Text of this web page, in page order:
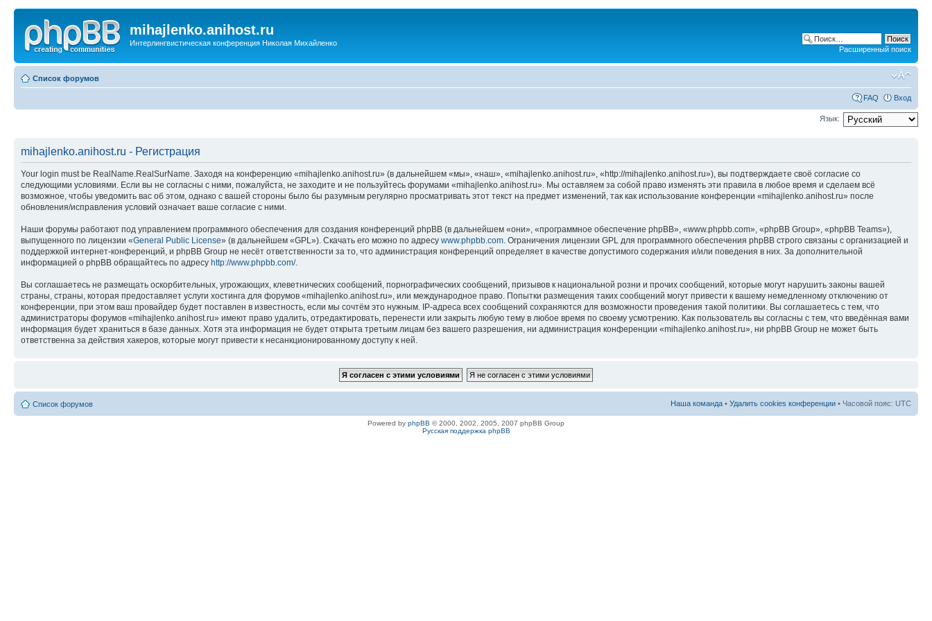
mihajlenko.anihost.ru
Интерлингвистическая конференция Николая Михайленко
Расширенный поиск
Список форумов
FAQ Вход
Язык:
mihajlenko.anihost.ru - Регистрация
Your login must be RealName.RealSurName. Заходя на конференцию «mihajlenko.anihost.ru» (в дальнейшем «мы», «наш», «mihajlenko.anihost.ru», «http://mihajlenko.anihost.ru»), вы подтверждаете своё согласие со
следующими условиями. Если вы не согласны с ними, пожалуйста, не заходите и не пользуйтесь форумами «mihajlenko.anihost.ru». Мы оставляем за собой право изменять эти правила в любое время и сделаем всё
возможное, чтобы уведомить вас об этом, однако с вашей стороны было бы разумным регулярно просматривать этот текст на предмет изменений, так как использование конференции «mihajlenko.anihost.ru» после
обновления/исправления условий означает ваше согласие с ними.
Наши форумы работают под управлением программного обеспечения для создания конференций phpBB (в дальнейшем «они», «программное обеспечение phpBB», «www.phpbb.com», «phpBB Group», «phpBB Teams»),
выпущенного по лицензии «General Public License» (в дальнейшем «GPL»). Скачать его можно по адресу www.phpbb.com. Ограничения лицензии GPL для программного обеспечения phpBB строго связаны с организацией и
поддержкой интернет-конференций, и phpBB Group не несёт ответственности за то, что администрация конференций определяет в качестве допустимого содержания и/или поведения в них. За дополнительной
информацией о phpBB обращайтесь по адресу http://www.phpbb.com/.
Вы соглашаетесь не размещать оскорбительных, угрожающих, клеветнических сообщений, порнографических сообщений, призывов к национальной розни и прочих сообщений, которые могут нарушить законы вашей
страны, страны, которая предоставляет услуги хостинга для форумов «mihajlenko.anihost.ru», или международное право. Попытки размещения таких сообщений могут привести к вашему немедленному отключению от
конференции, при этом ваш провайдер будет поставлен в известность, если мы сочтём это нужным. IP-адреса всех сообщений сохраняются для возможности проведения такой политики. Вы соглашаетесь с тем, что
администраторы форумов «mihajlenko.anihost.ru» имеют право удалить, отредактировать, перенести или закрыть любую тему в любое время по своему усмотрению. Как пользователь вы согласны с тем, что введённая вами
информация будет храниться в базе данных. Хотя эта информация не будет открыта третьим лицам без вашего разрешения, ни администрация конференции «mihajlenko.anihost.ru», ни phpBB Group не может быть
ответственна за действия хакеров, которые могут привести к несанкционированному доступу к ней.
Список форумов Наша команда • Удалить cookies конференции • Часовой пояс: UTC
Powered by phpBB © 2000, 2002, 2005, 2007 phpBB Group
Русская поддержка phpBB